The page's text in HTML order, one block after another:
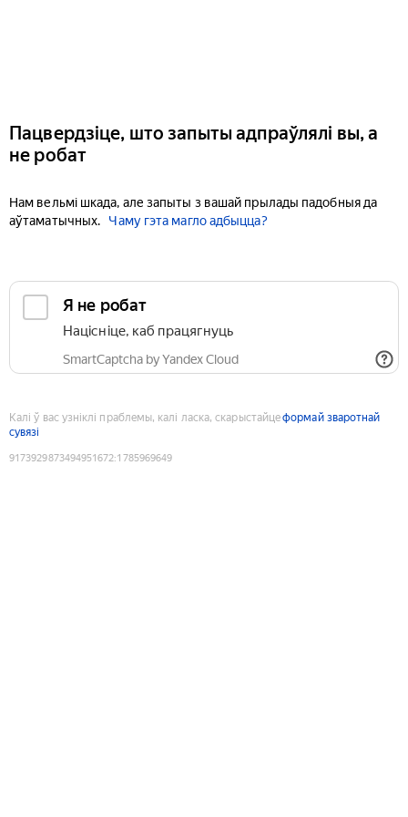
Пацвердзіце, што запыты адпраўлялі вы, а
не робат
Нам вельмі шкада, але запыты з вашай прылады падобныя да
аўтаматычных.
Чаму гэта магло адбыцца?
Я не робат
Націсніце, каб працягнуць
SmartCaptcha by Yandex Cloud
Калі ў вас узніклі праблемы, калі ласка, скарыстайцеформай зваротнай
сувязі
9173929873494951672:1785969649